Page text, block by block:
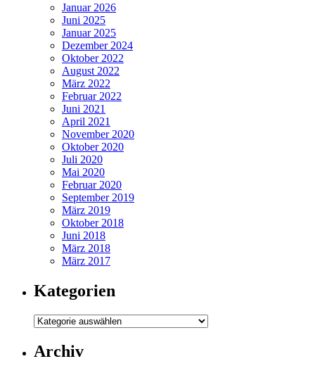
Januar 2026
Juni 2025
Januar 2025
Dezember 2024
Oktober 2022
August 2022
März 2022
Februar 2022
Juni 2021
April 2021
November 2020
Oktober 2020
Juli 2020
Mai 2020
Februar 2020
September 2019
März 2019
Oktober 2018
Juni 2018
März 2018
März 2017
Kategorien
Kategorien
Archiv